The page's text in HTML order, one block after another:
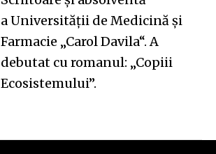
a Universității de Medicină și
Farmacie „Carol Davila“. A
debutat cu romanul: „Copiii
Ecosistemului”.